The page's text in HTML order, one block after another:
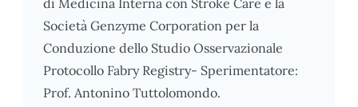
Società Genzyme Corporation per la
Conduzione dello Studio Osservazionale
Protocollo Fabry Registry- Sperimentatore:
Prof. Antonino Tuttolomondo.